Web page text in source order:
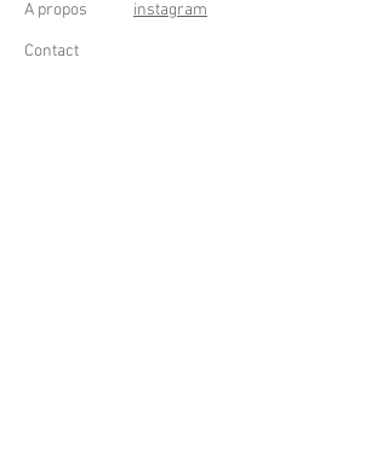
A propos
Contact
instagram